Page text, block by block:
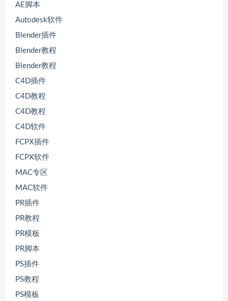
AE脚本
Autodesk软件
Blender插件
Blender教程
Blender教程
C4D插件
C4D教程
C4D教程
C4D软件
FCPX插件
FCPX软件
MAC专区
MAC软件
PR插件
PR教程
PR模板
PR脚本
PS插件
PS教程
PS模板